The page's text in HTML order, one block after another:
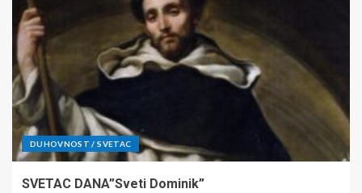
DUHOVNOST / SVETAC
SVETAC DANA”Sveti Dominik”